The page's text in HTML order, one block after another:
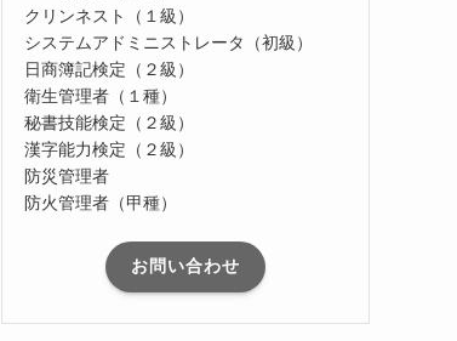
クリンネスト（１級）
システムアドミニストレータ（初級）
日商簿記検定（２級）
衛生管理者（１種）
秘書技能検定（２級）
漢字能力検定（２級）
防災管理者
防火管理者（甲種）
お問い合わせ